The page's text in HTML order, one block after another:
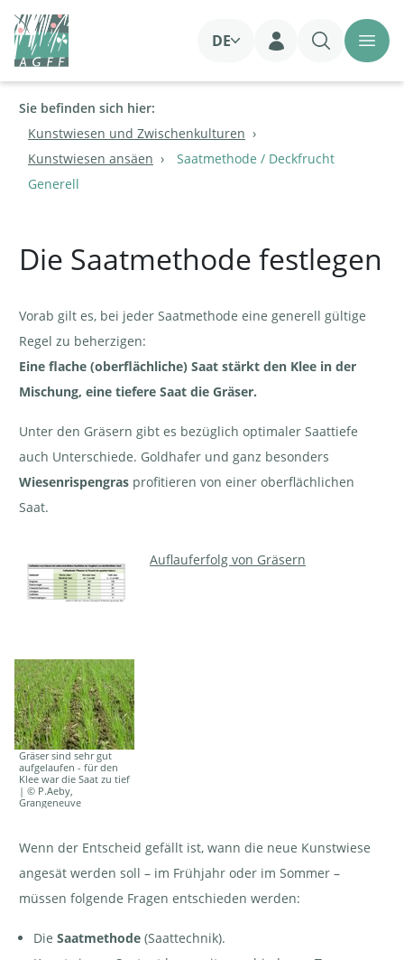
DE
Login
Sie befinden sich hier:
Kunstwiesen und Zwischenkulturen
Kunstwiesen ansäen
Saatmethode / Deckfrucht
Generell
Die Saatmethode festlegen
Vorab gilt es, bei jeder Saatmethode eine generell gültige
Regel zu beherzigen:
Eine flache (oberflächliche) Saat stärkt den Klee in der
Mischung, eine tiefere Saat die Gräser.
Unter den Gräsern gibt es bezüglich optimaler Saattiefe
auch Unterschiede. Goldhafer und ganz besonders
Wiesenrispengras profitieren von einer oberflächlichen
Saat.
Auflauferfolg von Gräsern
Gräser sind sehr gut
aufgelaufen - für den
Klee war die Saat zu tief
| © P.Aeby,
Grangeneuve
Wenn der Entscheid gefällt ist, wann die neue Kunstwiese
angesät werden soll – im Frühjahr oder im Sommer –
müssen folgende Fragen entschieden werden:
Die Saatmethode (Saattechnik).